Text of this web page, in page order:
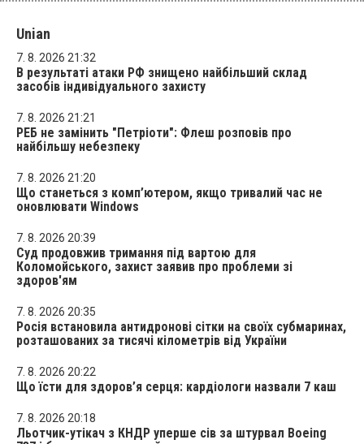
Unian
7. 8. 2026 21:32
В результаті атаки РФ знищено найбільший склад
засобів індивідуального захисту
7. 8. 2026 21:21
РЕБ не замінить "Петріоти": Флеш розповів про
найбільшу небезпеку
7. 8. 2026 21:20
Що станеться з комп’ютером, якщо тривалий час не
оновлювати Windows
7. 8. 2026 20:39
Суд продовжив тримання під вартою для
Коломойського, захист заявив про проблеми зі
здоров'ям
7. 8. 2026 20:35
Росія встановила антидронові сітки на своїх субмаринах,
розташованих за тисячі кілометрів від України
7. 8. 2026 20:22
Що їсти для здоров’я серця: кардіологи назвали 7 каш
7. 8. 2026 20:18
Льотчик-утікач з КНДР уперше сів за штурвал Boeing